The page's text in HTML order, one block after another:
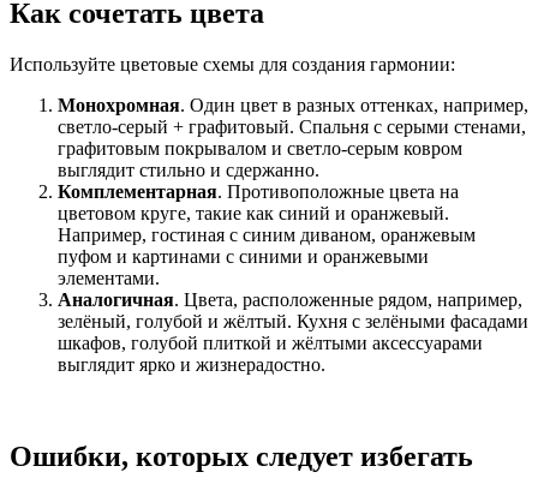
Как сочетать цвета
Используйте цветовые схемы для создания гармонии:
Монохромная. Один цвет в разных оттенках, например,
светло-серый + графитовый. Спальня с серыми стенами,
графитовым покрывалом и светло-серым ковром
выглядит стильно и сдержанно.
Комплементарная. Противоположные цвета на
цветовом круге, такие как синий и оранжевый.
Например, гостиная с синим диваном, оранжевым
пуфом и картинами с синими и оранжевыми
элементами.
Аналогичная. Цвета, расположенные рядом, например,
зелёный, голубой и жёлтый. Кухня с зелёными фасадами
шкафов, голубой плиткой и жёлтыми аксессуарами
выглядит ярко и жизнерадостно.
Ошибки, которых следует избегать